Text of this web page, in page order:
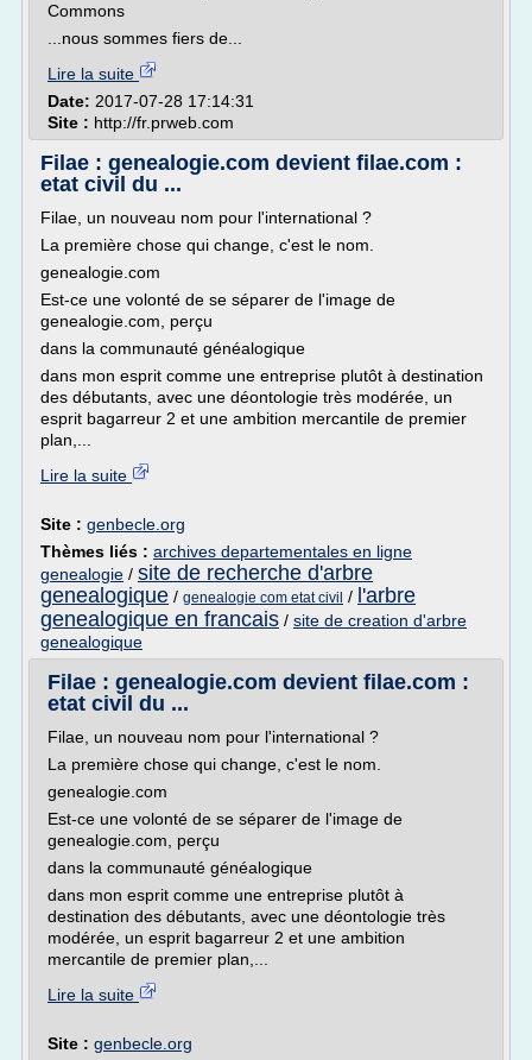
Commons
...nous sommes fiers de...
Lire la suite
Date: 2017-07-28 17:14:31
Site : http://fr.prweb.com
Filae : genealogie.com devient filae.com :
etat civil du ...
Filae, un nouveau nom pour l'international ?
La première chose qui change, c'est le nom.
genealogie.com
Est-ce une volonté de se séparer de l'image de
genealogie.com, perçu
dans la communauté généalogique
dans mon esprit comme une entreprise plutôt à destination
des débutants, avec une déontologie très modérée, un
esprit bagarreur 2 et une ambition mercantile de premier
plan,...
Lire la suite
Site : genbecle.org
Thèmes liés : archives departementales en ligne
genealogie / site de recherche d'arbre
genealogique / genealogie com etat civil / l'arbre
genealogique en francais / site de creation d'arbre
genealogique
Filae : genealogie.com devient filae.com :
etat civil du ...
Filae, un nouveau nom pour l'international ?
La première chose qui change, c'est le nom.
genealogie.com
Est-ce une volonté de se séparer de l'image de
genealogie.com, perçu
dans la communauté généalogique
dans mon esprit comme une entreprise plutôt à
destination des débutants, avec une déontologie très
modérée, un esprit bagarreur 2 et une ambition
mercantile de premier plan,...
Lire la suite
Site : genbecle.org